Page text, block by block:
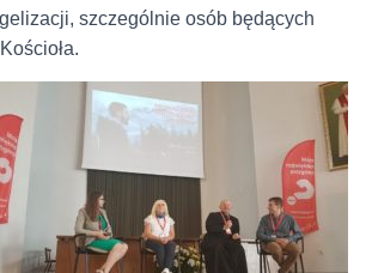
szczególnie osób będących